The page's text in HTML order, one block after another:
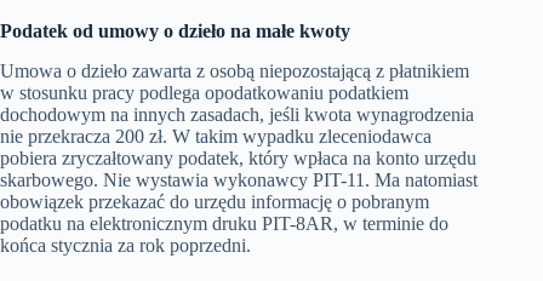
Podatek od umowy o dzieło na małe kwoty
Umowa o dzieło zawarta z osobą niepozostającą z płatnikiem
w stosunku pracy podlega opodatkowaniu podatkiem
dochodowym na innych zasadach, jeśli kwota wynagrodzenia
nie przekracza 200 zł. W takim wypadku zleceniodawca
pobiera zryczałtowany podatek, który wpłaca na konto urzędu
skarbowego. Nie wystawia wykonawcy PIT-11. Ma natomiast
obowiązek przekazać do urzędu informację o pobranym
podatku na elektronicznym druku PIT-8AR, w terminie do
końca stycznia za rok poprzedni.